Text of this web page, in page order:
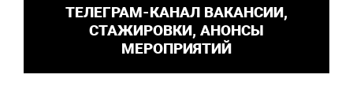
ТЕЛЕГРАМ-КАНАЛ ВАКАНСИИ,
СТАЖИРОВКИ, АНОНСЫ
МЕРОПРИЯТИЙ